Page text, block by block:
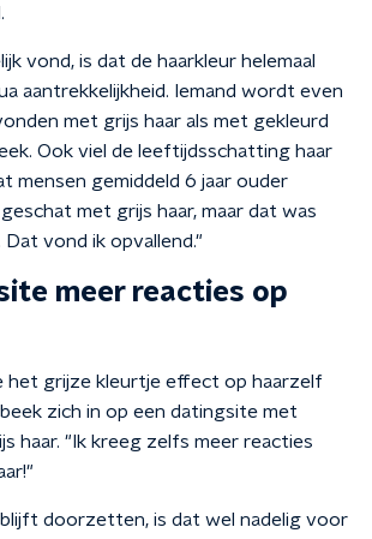
vond, is dat de haarkleur helemaal
aantrekkelijkheid. Iemand wordt even
met grijs haar als met gekleurd
Ook viel de leeftijdsschatting haar
mensen gemiddeld 6 jaar ouder
met grijs haar, maar dat was
Dat vond ik opvallend."
meer reacties op
het grijze kleurtje effect op haarzelf
zich in op een datingsite met
haar. "Ik kreeg zelfs meer reacties
doorzetten, is dat wel nadelig voor